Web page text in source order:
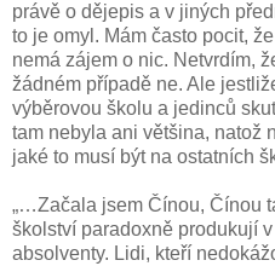
právě o dějepis a v jiných
to je omyl. Mám často pocit,
nemá zájem o nic. Netvrdím,
žádném případě ne. Ale
výběrovou školu a jedinců
tam nebyla ani většina, natož
jaké to musí být na ostatních
„…Začala jsem Čínou, Čínou
školství paradoxně produkují
absolventy. Lidi, kteří